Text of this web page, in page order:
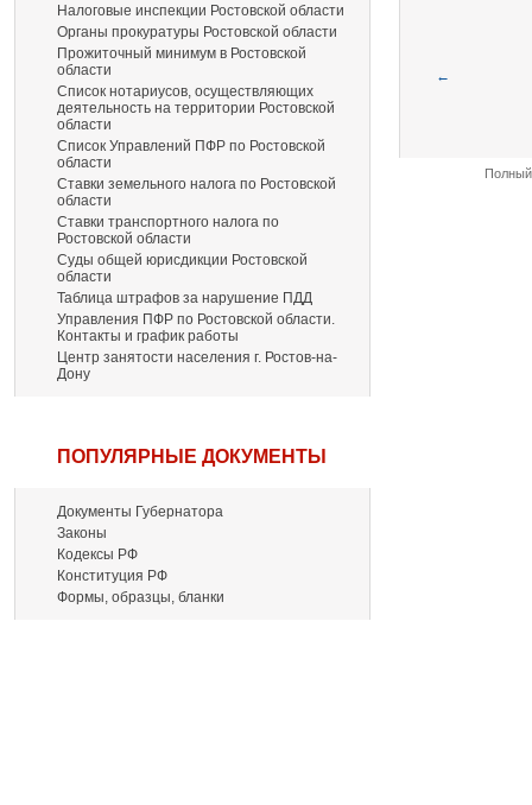
Налоговые инспекции Ростовской области
Органы прокуратуры Ростовской области
Прожиточный минимум в Ростовской
области
Список нотариусов, осуществляющих
деятельность на территории Ростовской
области
Список Управлений ПФР по Ростовской
области
Ставки земельного налога по Ростовской
области
Ставки транспортного налога по
Ростовской области
Суды общей юрисдикции Ростовской
области
Таблица штрафов за нарушение ПДД
Управления ПФР по Ростовской области.
Контакты и график работы
Центр занятости населения г. Ростов-на-
Дону
ПОПУЛЯРНЫЕ ДОКУМЕНТЫ
Документы Губернатора
Законы
Кодексы РФ
Конституция РФ
Формы, образцы, бланки
←